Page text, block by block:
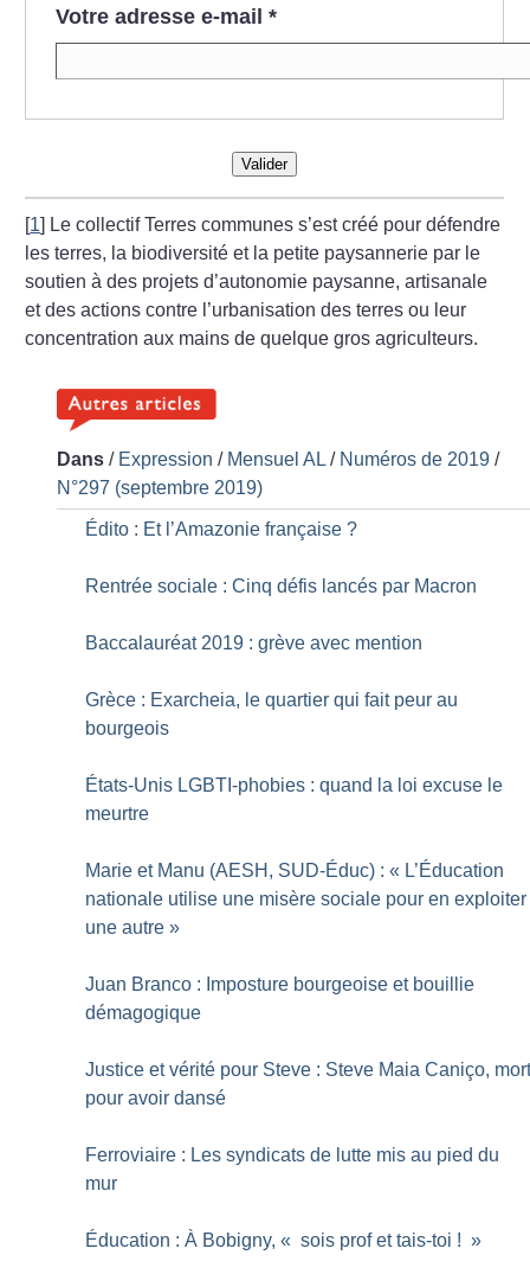
Votre adresse e-mail *
Valider
[1] Le collectif Terres communes s’est créé pour défendre
les terres, la biodiversité et la petite paysannerie par le
soutien à des projets d’autonomie paysanne, artisanale
et des actions contre l’urbanisation des terres ou leur
concentration aux mains de quelque gros agriculteurs.
Dans / Expression / Mensuel AL/ Numéros de 2019 /
N°297 (septembre 2019)
Édito : Et l’Amazonie française ?
Rentrée sociale : Cinq défis lancés par Macron
Baccalauréat 2019 : grève avec mention
Grèce : Exarcheia, le quartier qui fait peur au
bourgeois
États-Unis LGBTI-phobies : quand la loi excuse le
meurtre
Marie et Manu (AESH, SUD-Éduc) : « L’Éducation
nationale utilise une misère sociale pour en exploiter
une autre »
Juan Branco : Imposture bourgeoise et bouillie
démagogique
Justice et vérité pour Steve : Steve Maia Caniço,
pour avoir dansé
Ferroviaire : Les syndicats de lutte mis au pied du
mur
Éducation : À Bobigny, « sois prof et tais-toi ! »